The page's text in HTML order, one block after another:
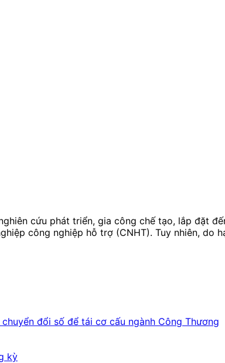
cứu phát triển, gia công chế tạo, lắp đặt
công nghiệp hỗ trợ (CNHT). Tuy nhiên, do
đổi số để tái cơ cấu ngành Công Thương
kỳ